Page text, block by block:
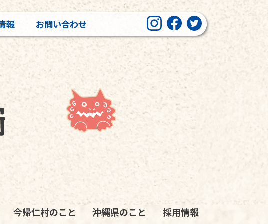
報 お問い合わせ
今帰仁村のこと 沖縄県のこと 採用情報